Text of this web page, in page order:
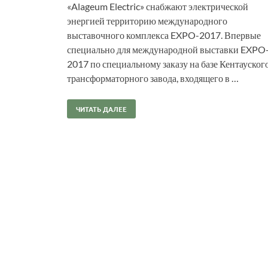
«Alageum Electric» снабжают электрической
энергией территорию международного
выставочного комплекса EXPO-2017. Впервые
специально для международной выставки
2017 по специальному заказу на базе
трансформаторного завода, входящего в …
ЧИТАТЬ ДАЛЕЕ